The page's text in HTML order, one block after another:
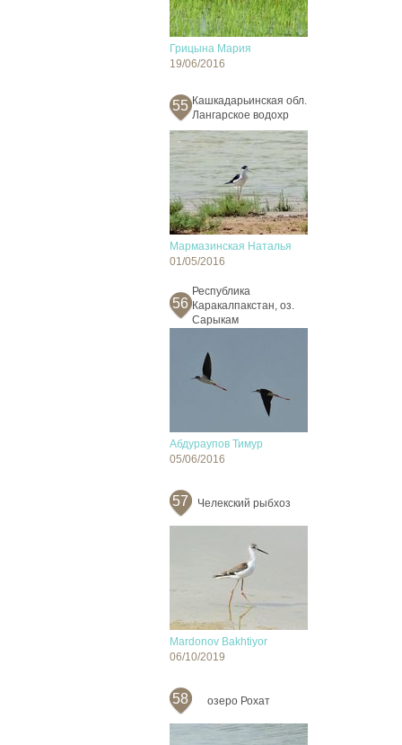
Грицына Мария
19/06/2016
55 Кашкадарьинская обл.
Лангарское водохр
Мармазинская Наталья
01/05/2016
56
Республика
Каракалпакстан, оз.
Сарыкам
Абдураупов Тимур
05/06/2016
57 Челекский рыбхоз
Mardonov Bakhtiyor
06/10/2019
58 озеро Рохат